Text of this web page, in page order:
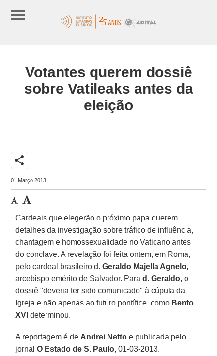
Votantes querem dossiê
sobre Vatileaks antes da
eleição
share
01 Março 2013
Cardeais que elegerão o próximo papa querem
detalhes da investigação sobre tráfico de influência,
chantagem e homossexualidade no Vaticano antes
do conclave. A revelação foi feita ontem, em Roma,
pelo cardeal brasileiro d.Geraldo Majella Agnelo,
arcebispo emérito de Salvador. Para d. Geraldo, o
dossiê "deveria ter sido comunicado" à cúpula da
Igreja e não apenas ao futuro pontífice, como Bento
XVI determinou.
A reportagem é de Andrei Netto e publicada pelo
jornalO Estado de S. Paulo, 01-03-2013.